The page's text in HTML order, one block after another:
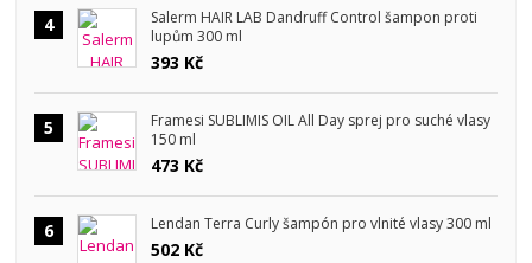
4
Salerm HAIR LAB Dandruff Control šampon proti
lupům 300 ml
393 Kč
5
Framesi SUBLIMIS OIL All Day sprej pro suché vlasy
150 ml
473 Kč
6 Lendan Terra Curly šampón pro vlnité vlasy 300 ml
502 Kč